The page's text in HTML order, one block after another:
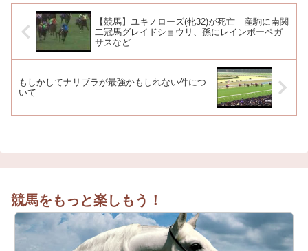
【競馬】ユキノローズ(牝32)が死亡 産駒に南関
二冠馬グレイドショウリ、孫にレインボーペガ
サスなど
もしかしてナリブラが最強かもしれない件につ
いて
競馬をもっと楽しもう！